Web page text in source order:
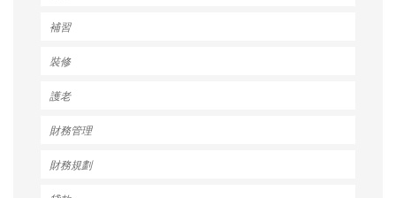
補習
裝修
護老
財務管理
財務規劃